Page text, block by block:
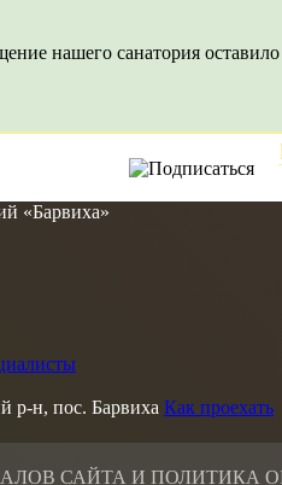
нашего санатория
«Барвиха»
р-н, пос. Барвиха Как проехать
САЙТА И ПОЛИТИКА